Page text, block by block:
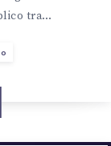
tra…